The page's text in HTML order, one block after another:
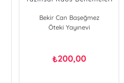
Bekir Can Başeğmez
Öteki Yayınevi
₺200,00